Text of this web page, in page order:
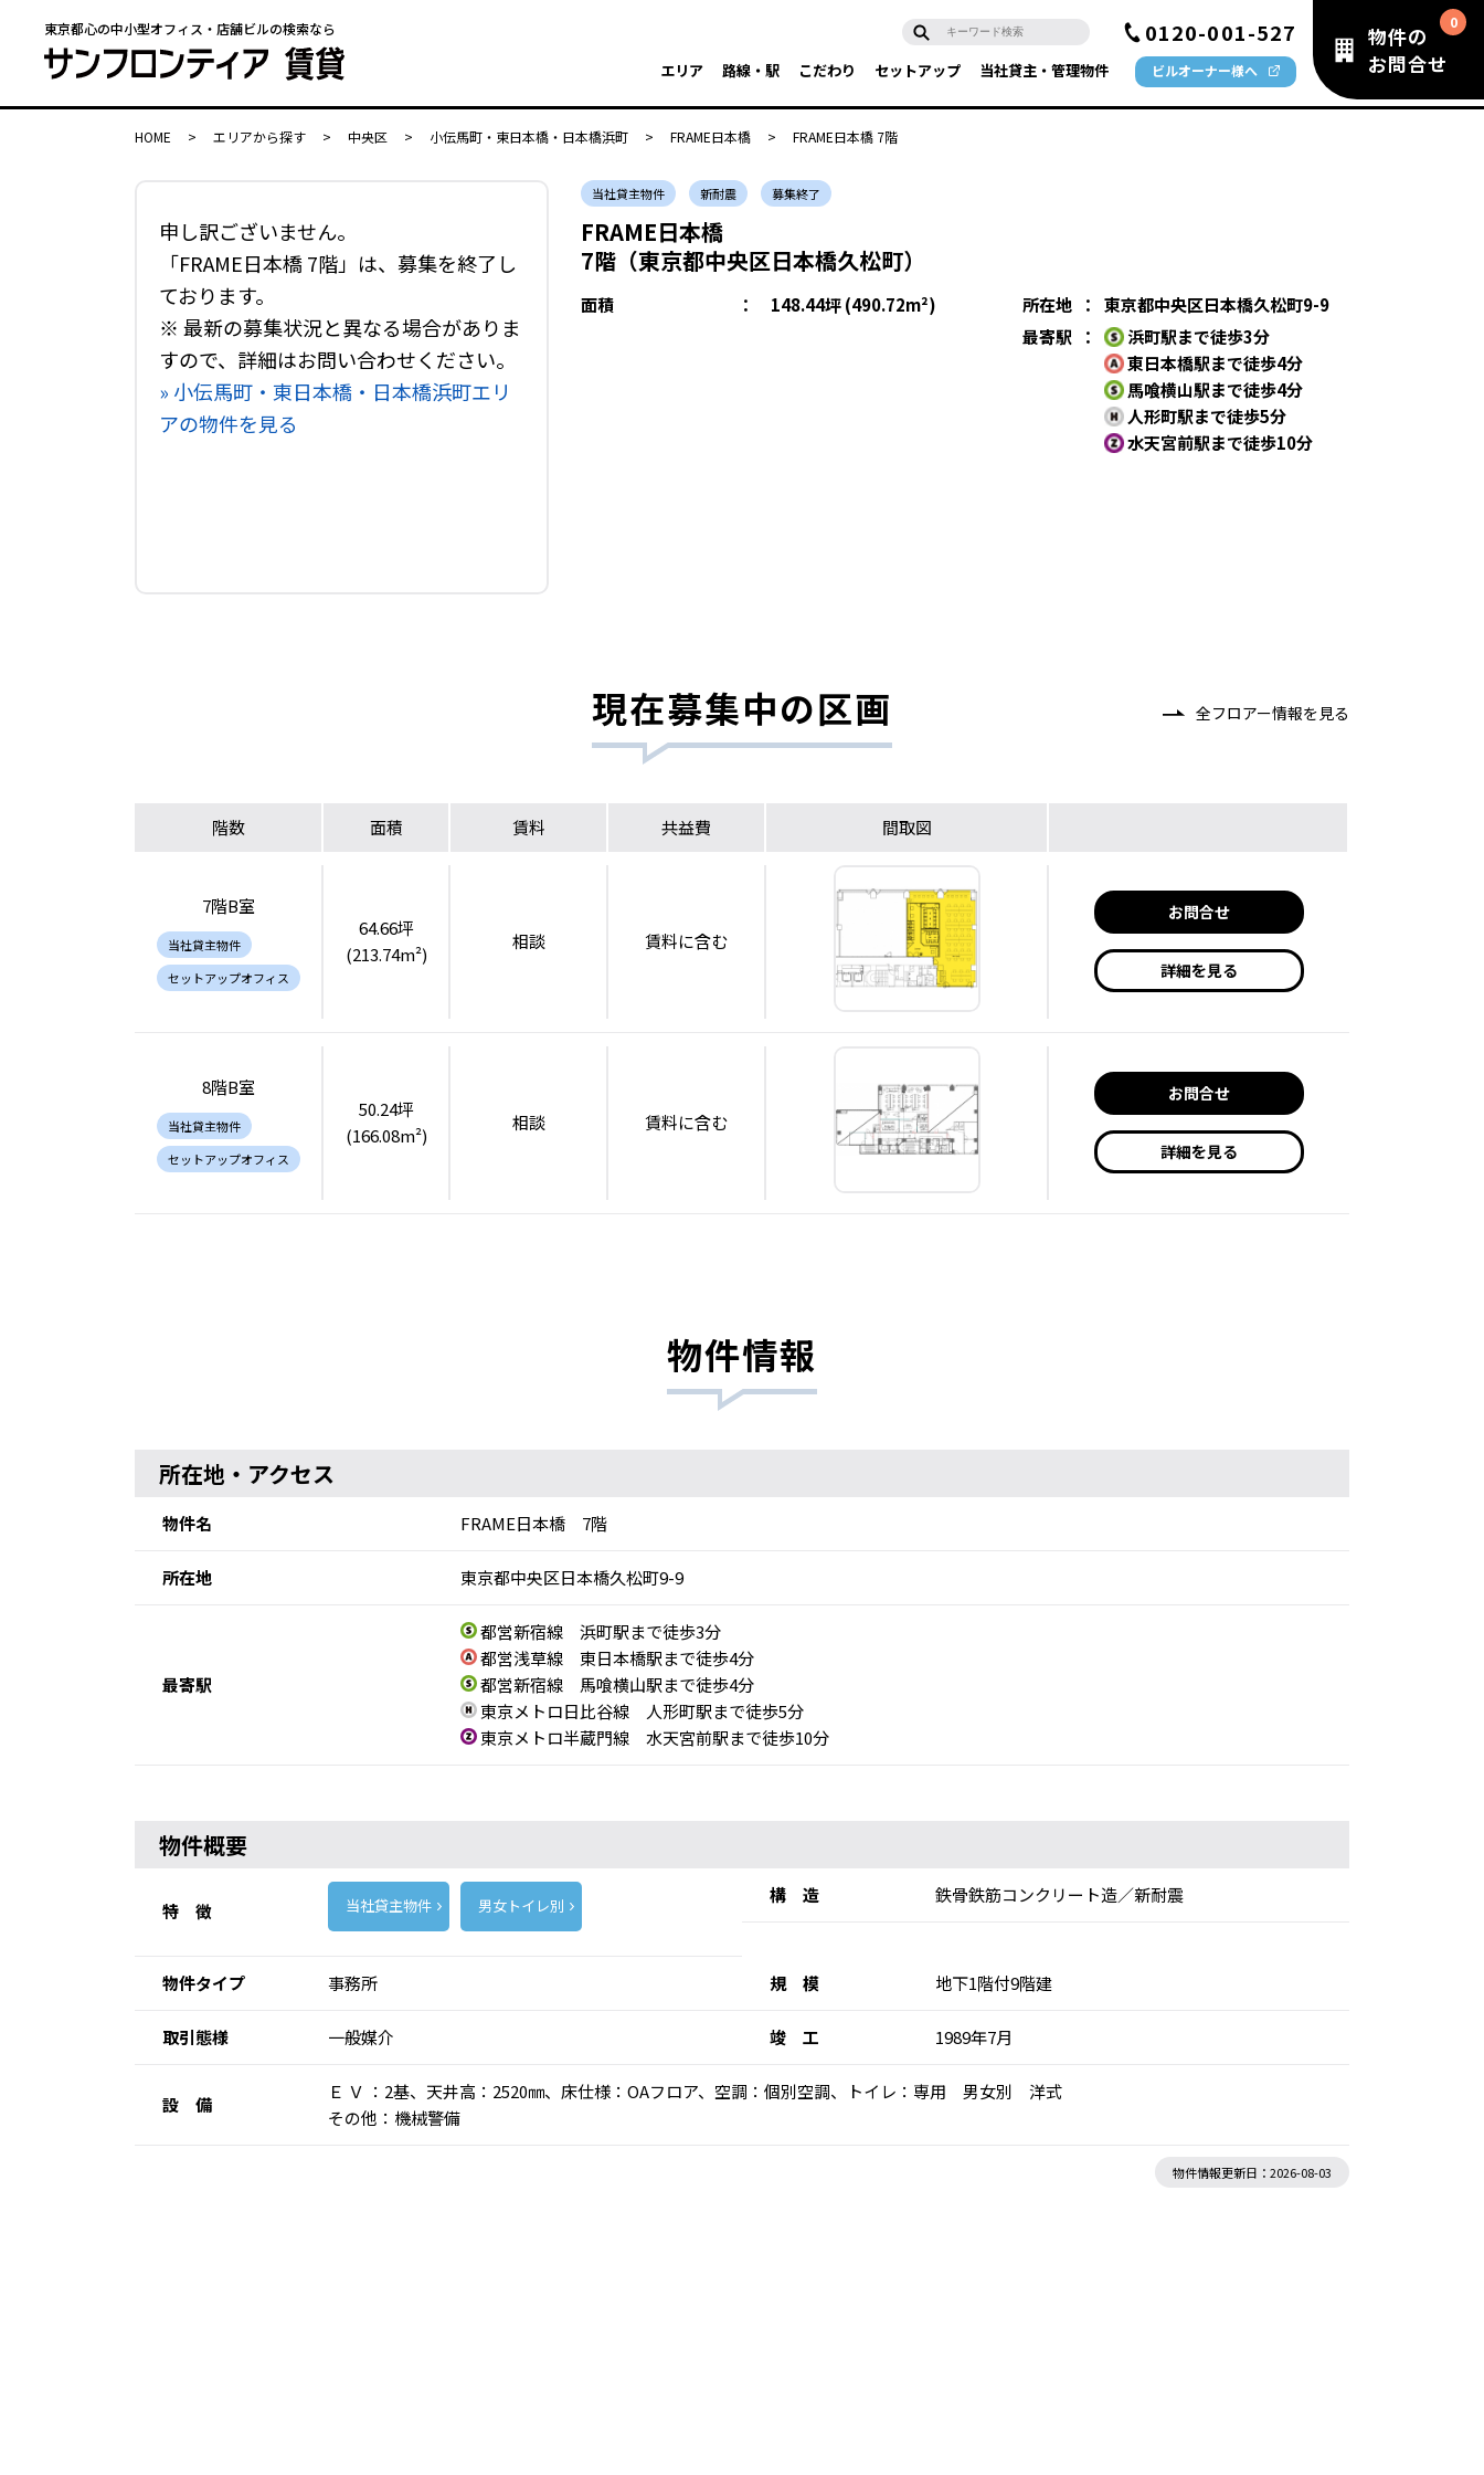
東京都心の中小型オフィス・店舗ビルの検索なら 0120-001-527
エリア 路線・駅 こだわり セットアップ 当社貸主・管理物件 ビルオーナー様へ
物件の
お問合せ
HOME > エリアから探す > 中央区 > 小伝馬町・東日本橋・日本橋浜町 > FRAME日本橋 > FRAME日本橋 7階
申し訳ございません。
「FRAME日本橋 7階」は、募集を終了し
ております。
※ 最新の募集状況と異なる場合がありま
すので、詳細はお問い合わせください。
» 小伝馬町・東日本橋・日本橋浜町エリ
アの物件を見る
当社貸主物件 新耐震 募集終了
FRAME日本橋
7階（東京都中央区日本橋久松町）
面積 ： 148.44坪 (490.72m²) 所在地 ：
東京都中央区日本橋久松町9-9
最寄駅
：
浜町駅まで徒歩3分
東日本橋駅まで徒歩4分
馬喰横山駅まで徒歩4分
人形町駅まで徒歩5分
水天宮前駅まで徒歩10分
現在募集中の区画 全フロアー情報を見る
階数 面積 賃料 共益費 間取図
7階B室
当社貸主物件
セットアップオフィス
64.66坪
(213.74m²)
相談 賃料に含む
お問合せ
詳細を見る
8階B室
当社貸主物件
セットアップオフィス
50.24坪
(166.08m²)
相談 賃料に含む
お問合せ
詳細を見る
物件情報
所在地・アクセス
物件名 FRAME日本橋 7階
所在地 東京都中央区日本橋久松町9-9
最寄駅
都営新宿線 浜町駅まで徒歩3分
都営浅草線 東日本橋駅まで徒歩4分
都営新宿線 馬喰横山駅まで徒歩4分
東京メトロ日比谷線 人形町駅まで徒歩5分
東京メトロ半蔵門線 水天宮前駅まで徒歩10分
物件概要
特 徴 当社貸主物件 男女トイレ別 構 造 鉄骨鉄筋コンクリート造／新耐震
物件タイプ 事務所 規 模 地下1階付9階建
取引態様 一般媒介 竣 工 1989年7月
設 備
Ｅ Ｖ ：2基、天井高：2520㎜、床仕様：OAフロア、空調：個別空調、トイレ：専用 男女別 洋式
その他：機械警備
物件情報更新日：2026-08-03